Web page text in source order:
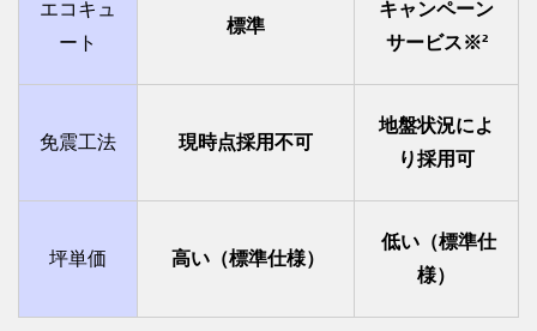
エコキュ
ート
標準
キャンペーン
サービス※²
免震工法 現時点採用不可
地盤状況によ
り採用可
坪単価 高い（標準仕様）
低い（標準仕
様）